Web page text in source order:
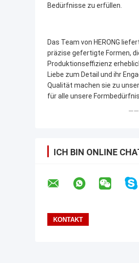
Bedürfnisse zu erfüllen.
Das Team von HERONG
präzise gefertigte Formen,
Produktionseffizienz
Liebe zum Detail und ihr
Qualität machen sie zu
für alle unsere
——
ICH BIN ONLINE